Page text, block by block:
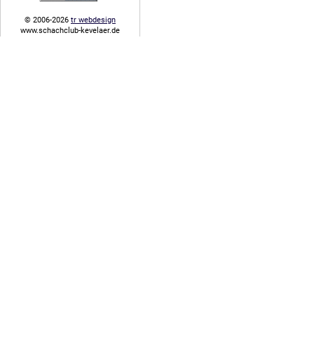
© 2006-2026 tr webdesign
www.schachclub-kevelaer.de